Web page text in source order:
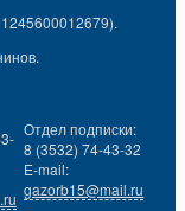
Отдел подписки:
8 (3532) 74-43-32
E-mail:
gazorb15@mail.ru